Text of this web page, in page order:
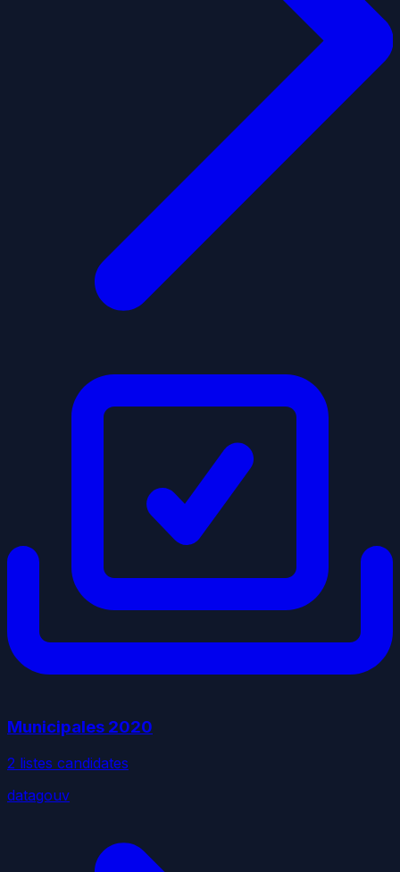
Municipales 2020
2 listes candidates
datagouv